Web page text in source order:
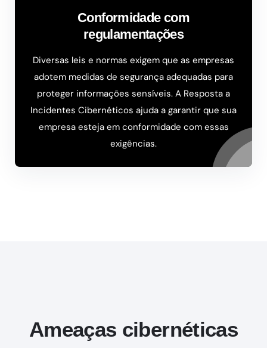
Conformidade com
regulamentações
Diversas leis e normas exigem que as empresas
adotem medidas de segurança adequadas para
proteger informações sensíveis. A Resposta a
Incidentes Cibernéticos ajuda a garantir que sua
empresa esteja em conformidade com essas
exigências.
Ameaças cibernéticas